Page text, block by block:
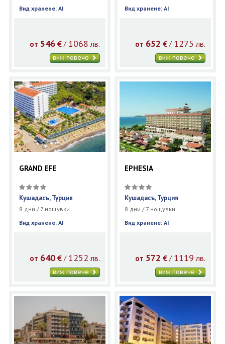
Вид хранене: AI
от 546 €/ 1068 лв.
виж повече
Вид хранене: AI
от 652 € / 1275 лв.
виж повече
GRAND EFE
Кушадасъ, Турция
8 дни / 7 нощувки
Вид хранене: AI
от 640 €/ 1252 лв.
виж повече
EPHESIA
Кушадасъ, Турция
8 дни / 7 нощувки
Вид хранене: AI
от 572 € / 1119 лв.
виж повече